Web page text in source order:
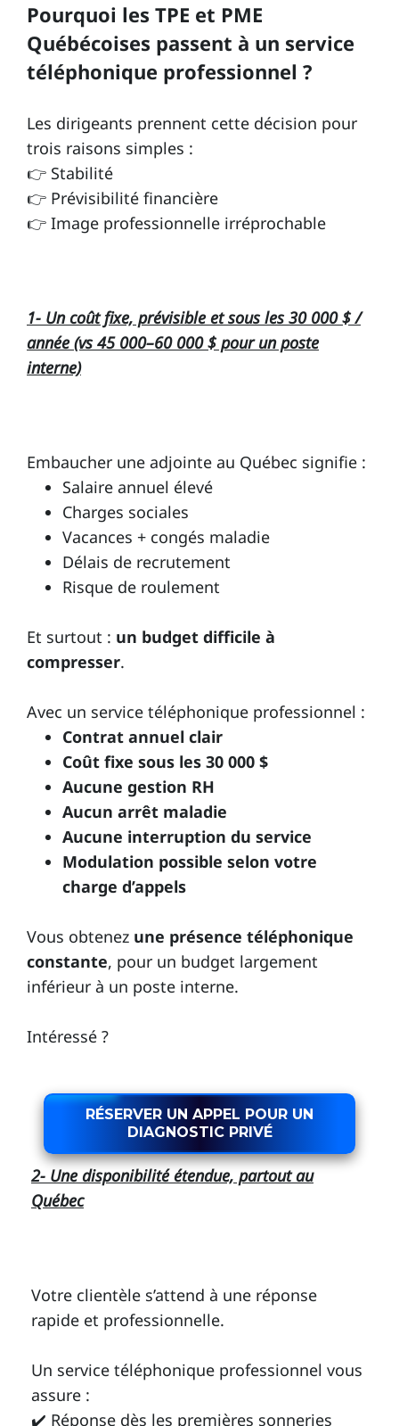
Pourquoi les TPE et PME
Québécoises passent à un service
téléphonique professionnel ?
Les dirigeants prennent cette décision pour
trois raisons simples :
👉 Stabilité
👉 Prévisibilité financière
👉 Image professionnelle irréprochable
1- Un coût fixe, prévisible et sous les 30 000 $ /
année (vs 45 000–60 000 $ pour un poste
interne)
Embaucher une adjointe au Québec signifie :
Salaire annuel élevé
Charges sociales
Vacances + congés maladie
Délais de recrutement
Risque de roulement
Et surtout : un budget difficile à
compresser.
Avec un service téléphonique professionnel :
Contrat annuel clair
Coût fixe sous les 30 000 $
Aucune gestion RH
Aucun arrêt maladie
Aucune interruption du service
Modulation possible selon votre
charge d’appels
Vous obtenez une présence téléphonique
constante, pour un budget largement
inférieur à un poste interne.
Intéressé ?
RÉSERVER UN APPEL POUR UN
DIAGNOSTIC PRIVÉ
2- Une disponibilité étendue, partout au
Québec
Votre clientèle s’attend à une réponse
rapide et professionnelle.
Un service téléphonique professionnel vous
assure :
✔️ Réponse dès les premières sonneries